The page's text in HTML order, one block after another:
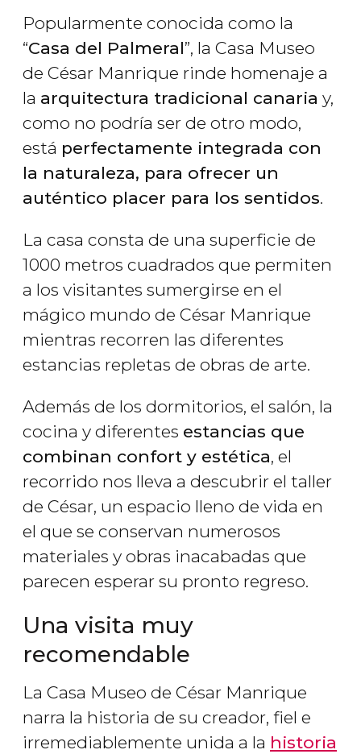
Popularmente conocida como la
“Casa del Palmeral”, la Casa Museo
de César Manrique rinde homenaje a
la arquitectura tradicional canaria y,
como no podría ser de otro modo,
está perfectamente integrada con
la naturaleza, para ofrecer un
auténtico placer para los sentidos.
La casa consta de una superficie de
1000 metros cuadrados que permiten
a los visitantes sumergirse en el
mágico mundo de César Manrique
mientras recorren las diferentes
estancias repletas de obras de arte.
Además de los dormitorios, el salón, la
cocina y diferentes estancias que
combinan confort y estética, el
recorrido nos lleva a descubrir el taller
de César, un espacio lleno de vida en
el que se conservan numerosos
materiales y obras inacabadas que
parecen esperar su pronto regreso.
Una visita muy
recomendable
La Casa Museo de César Manrique
narra la historia de su creador, fiel e
irremediablemente unida a la historia